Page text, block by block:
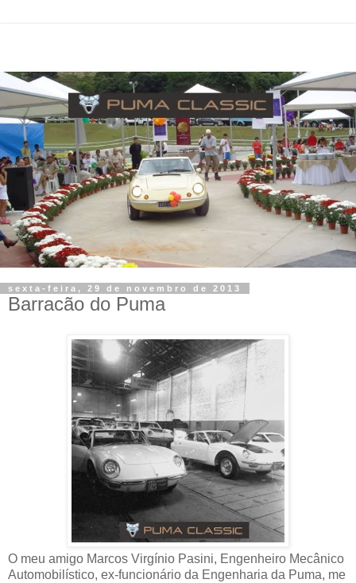
sexta-feira, 29 de novembro de 2013
Barracão do Puma
O meu amigo Marcos Virgínio Pasini, Engenheiro Mecânico
Automobilístico, ex-funcionário da Engenharia da Puma, me